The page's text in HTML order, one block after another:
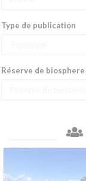
Type de publication
Réserve de biosphere